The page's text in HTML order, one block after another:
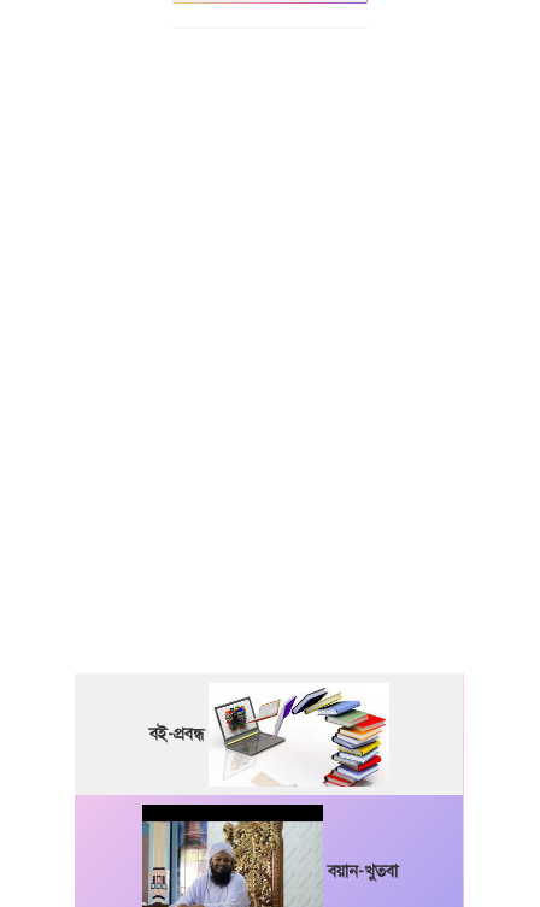
বই-প্রবন্ধ
বয়ান-খুতবা